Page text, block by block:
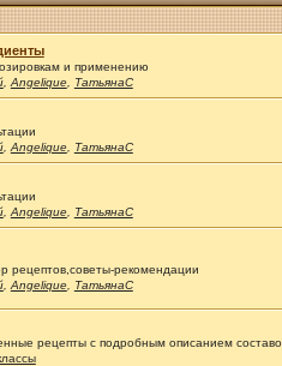
и применению
, Angelique, ТатьянаС
, Angelique, ТатьянаС
, Angelique, ТатьянаС
рецептов,советы-рекомендации
, Angelique, ТатьянаС
рецепты с подробным описанием